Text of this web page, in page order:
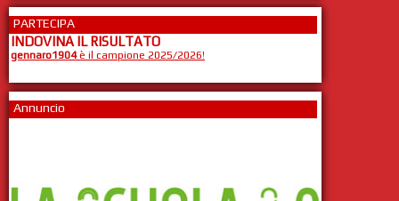
PARTECIPA
INDOVINA IL RISULTATO
gennaro1904è il campione 2025/2026!
Annuncio